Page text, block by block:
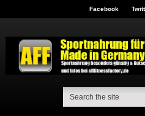
Facebook